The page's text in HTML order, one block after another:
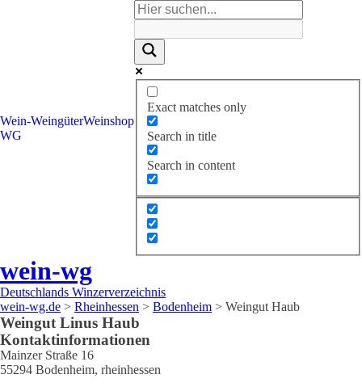
Wein-
WG
WeingüterWeinshop
Exact matches only
Search in title
Search in content
wein-wg
Deutschlands Winzerverzeichnis
wein-wg.de > Rheinhessen > Bodenheim > Weingut Haub
Weingut Linus Haub
Kontaktinformationen
Mainzer Straße 16
55294 Bodenheim, rheinhessen